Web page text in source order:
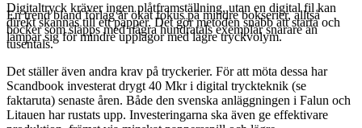
Digitaltryck kräver ingen plåtframställning, utan en digital fil kan
direkt skannas till ett papper. Det gör metoden snabb att starta och
lämpar sig för mindre upplagor med lägre tryckvolym.
En trend bland förlag är ökat fokus på mindre bokserier, alltså
böcker som släpps med några hundratals exemplar snarare än
tusentals.
Det ställer även andra krav på tryckerier. För att möta dessa har
Scandbook investerat drygt 40 Mkr i digital tryckteknik (se
faktaruta) senaste åren. Både den svenska anläggningen i Falun och
Litauen har rustats upp. Investeringarna ska även ge effektivare